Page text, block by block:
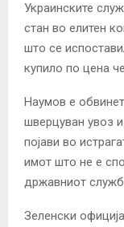
Украинските
стан во елитен
што се
купило по цена
Наумов е
шверцуван увоз
појави во
имот што не е
државниот
Зеленски